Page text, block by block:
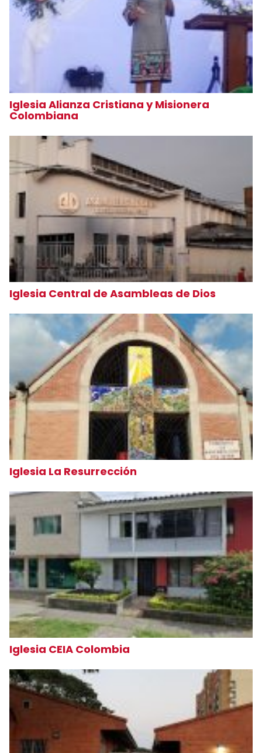
Iglesia Alianza Cristiana y Misionera
Colombiana
Iglesia Central de Asambleas de Dios
Iglesia La Resurrección
Iglesia CEIA Colombia